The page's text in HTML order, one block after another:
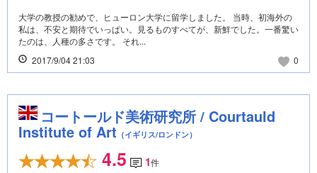
大学の教授の勧めで、ヒューロン大学に留学しました。 当時、初海外の
私は、不安と期待でいっぱい。見るものすべてが、新鮮でした。一番驚い
たのは、人種の多さです。 それ...
2017/9/04 21:03
0
コートールド美術研究所 / Courtauld
Institute of Art （イギリス/ロンドン）
4.5 1件